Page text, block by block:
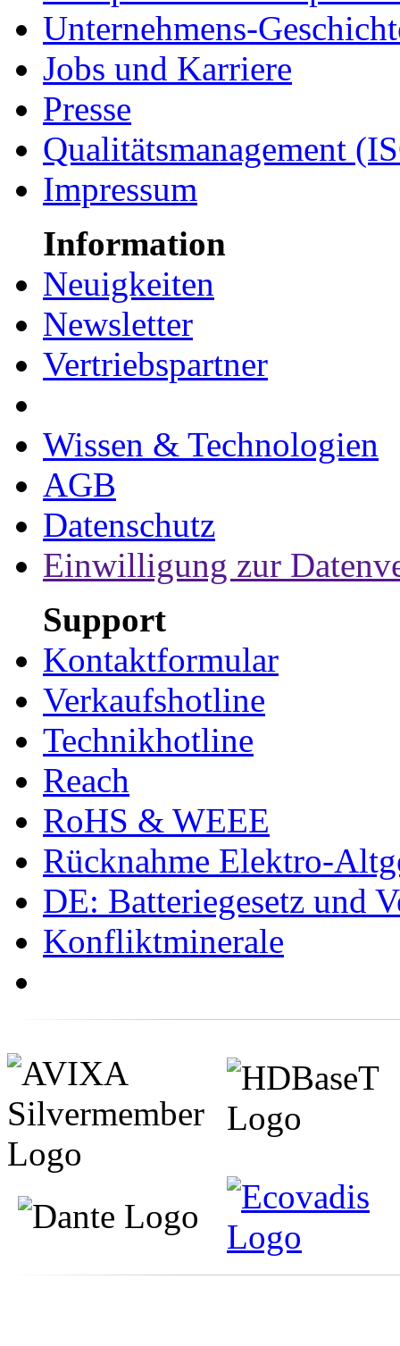
Unternehmens-
Jobs und Karriere
Presse
Qualitätsmanagement
Impressum
Information
Neuigkeiten
Newsletter
Vertriebspartner
Wissen & Technologien
AGB
Datenschutz
Einwilligung zur
Support
Kontaktformular
Verkaufshotline
Technikhotline
Reach
RoHS & WEEE
Rücknahme Elektro-
DE: Batteriegesetz und
Konfliktminerale